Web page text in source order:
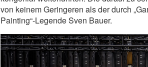
von keinem Geringeren als der durch
Painting“-Legende Sven Bauer.